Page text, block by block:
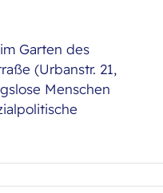
Garten des
(Urbanstr. 21,
Menschen